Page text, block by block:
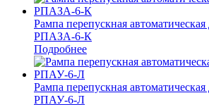
Рампа перепускная автоматическая
РПАЗА-6-К
Подробнее
Рампа перепускная
РПАУ-6-Л